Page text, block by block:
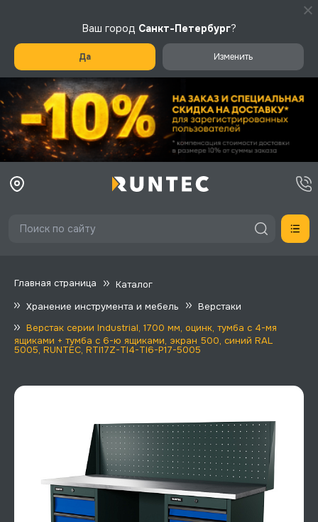
Ваш город Санкт-Петербург?
Да Изменить
Главная страница
Каталог
Хранение инструмента и мебель
Верстаки
Верстак серии Industrial, 1700 мм, оцинк, тумба с 4-мя
ящиками + тумба с 6-ю ящиками, экран 500, синий RAL
5005, RUNTEC, RTI17Z-TI4-TI6-P17-5005